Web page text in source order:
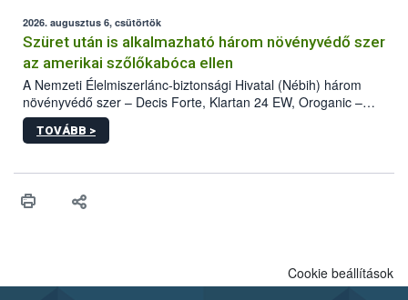
az intenzív felderítést, emellett az intézkedéseket a szlovák
hatósággal is összehangolják a terjedés megállítása érdekében.
2026. augusztus 6, csütörtök
Szüret után is alkalmazható három növényvédő szer
az amerikai szőlőkabóca ellen
A Nemzeti Élelmiszerlánc-biztonsági Hivatal (Nébih) három
növényvédő szer – Decis Forte, Klartan 24 EW, Oroganic –
engedélyokiratát módosította, így azok a szüretet követően,
egészen a vesszőérettség (BBCH 91) stádiumáig
érésű szőlőkben is legyen lehetőség a károsító elleni további
felhasználók számára is elérhető és ökológiai termesztésben is
TOVÁBB >
Cookie beállítások